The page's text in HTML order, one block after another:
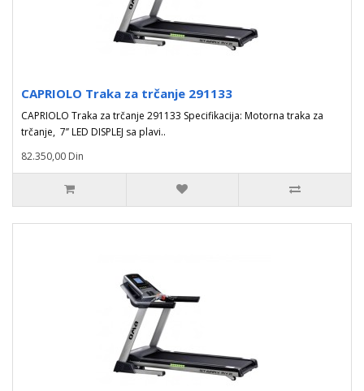
CAPRIOLO Traka za trčanje 291133
CAPRIOLO Traka za trčanje 291133 Specifikacija: Motorna traka za
trčanje, 7’’ LED DISPLEJ sa plavi..
82.350,00 Din